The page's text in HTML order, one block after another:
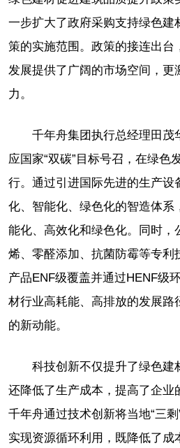
一步扩大了政府采购支持绿色建
策的实施范围。政策的接连出台
发展提供了广阔的市场空间，更
力。
千年舟集团执行总经理田茂
应国家“双碳”目标号召，在绿色
行。通过引进国际先进的生产设
化、智能化、绿色化的智造体系
能化、高效化和绿色化。同时，
烯、零醛添加、抗菌防霉等专利
产品ENF级覆盖并通过HENF级
材行业高耗能、高排放的发展路
的新动能。
科技创新不仅提升了绿色建
还降低了生产成本，提高了企业
千年舟通过技术创新将当地“三
实现资源循环利用，既降低了成